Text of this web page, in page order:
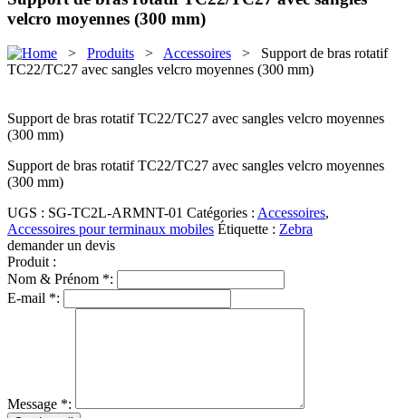
velcro moyennes (300 mm)
> Produits > Accessoires > Support de bras rotatif
TC22/TC27 avec sangles velcro moyennes (300 mm)
Support de bras rotatif TC22/TC27 avec sangles velcro moyennes
(300 mm)
Support de bras rotatif TC22/TC27 avec sangles velcro moyennes
(300 mm)
UGS : SG-TC2L-ARMNT-01 Catégories : Accessoires,
Accessoires pour terminaux mobiles Étiquette : Zebra
demander un devis
Produit :
Nom & Prénom *:
E-mail *:
Message *: